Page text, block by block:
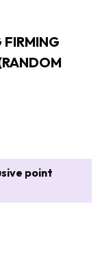
FIRMING
point